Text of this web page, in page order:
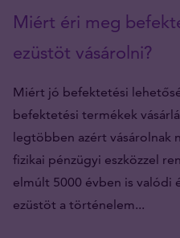
Miért éri meg
ezüstöt vásárolni?
Miért jó befektetési
befektetési termékek
legtöbben azért vásárolnak
fizikai pénzügyi eszközzel
elmúlt 5000 évben is valódi
ezüstöt a történelem...